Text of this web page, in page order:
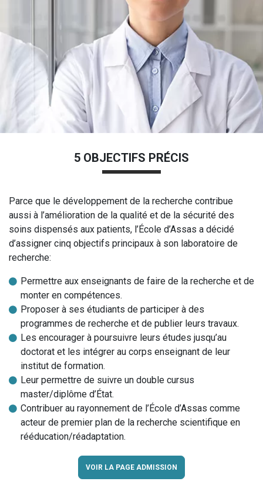
5 OBJECTIFS PRÉCIS
Parce que le développement de la recherche contribue
aussi à l’amélioration de la qualité et de la sécurité des
soins dispensés aux patients, l’École d’Assas a décidé
d’assigner cinq objectifs principaux à son laboratoire de
recherche:
Permettre aux enseignants de faire de la recherche et de
monter en compétences.
Proposer à ses étudiants de participer à des
programmes de recherche et de publier leurs travaux.
Les encourager à poursuivre leurs études jusqu’au
doctorat et les intégrer au corps enseignant de leur
institut de formation.
Leur permettre de suivre un double cursus
master/diplôme d’État.
Contribuer au rayonnement de l’École d’Assas comme
acteur de premier plan de la recherche scientifique en
rééducation/réadaptation.
VOIR LA PAGE ADMISSION